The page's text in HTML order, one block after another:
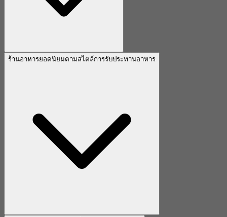
ร้านอาหารยอดนิยมตามสไตล์การรับประทานอาหาร